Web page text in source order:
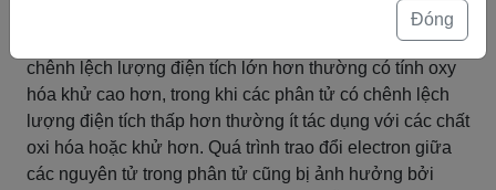
giữa các nguyên tử trong phân tử dẫn đến sự chuyển
giao electron giữa các nguyên tử đó. Các phân tử có
chênh lệch lượng điện tích lớn hơn thường có tính oxy
hóa khử cao hơn, trong khi các phân tử có chênh lệch
lượng điện tích thấp hơn thường ít tác dụng với các chất
oxi hóa hoặc khử hơn. Quá trình trao đổi electron giữa
các nguyên tử trong phân tử cũng bị ảnh hưởng bởi
Đóng